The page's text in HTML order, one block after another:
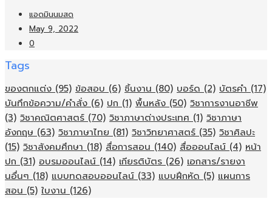
แอดมินนมสด
May 9, 2022
0
Tags
ของตกแต่ง(95) ข้อสอบ(6) ชิ้นงาน(80) บอร์ด(2) บัตรคำ(17)
บันทึกข้อความ/คำสั่ง(6) ปก(1) พื้นหลัง(50) วิชาการงานอาชีพ
(3) วิชาคณิตศาสตร์(70) วิชาภาษาต่างประเทศ(1) วิชาภาษา
อังกฤษ(63) วิชาภาษาไทย(81) วิชาวิทยาศาสตร์(35) วิชาศิลปะ
(15) วิชาสังคมศึกษา(18) สื่อการสอน(140) สื่อออนไลน์(4) หน้า
ปก(31) อบรมออนไลน์(14) เกียรติบัตร(26) เอกสาร/รายงา
นอื่นๆ(18) แบบทดสอบออนไลน์(33) แบบฝึกหัด(5) แผนการ
สอน(5) ใบงาน(126)